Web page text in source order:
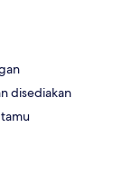
disediakan